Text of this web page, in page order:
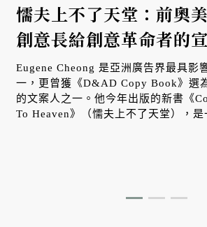
懦夫上不了天堂：前奧
創意長給創意革命者的
Eugene Cheong 是亞洲廣告界最具影
一，更曾獲《D&AD Copy Book》選
的文案人之一。他今年出版的新書《
To Heaven》（懦夫上不了天堂），